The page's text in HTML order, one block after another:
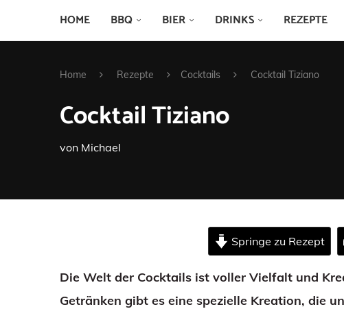
HOME BBQ BIER DRINKS REZEPTE
Home Rezepte Cocktails Cocktail Tiziano
Cocktail Tiziano
von Michael
Springe zu Rezept
Die Welt der Cocktails ist voller Vielfalt und
Getränken gibt es eine spezielle Kreation, die